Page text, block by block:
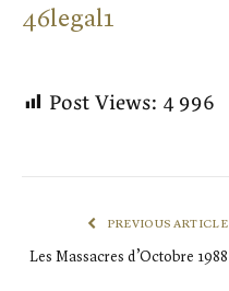
46legal1
Post Views: 4 996
PREVIOUS ARTICLE
Les Massacres d’Octobre 1988